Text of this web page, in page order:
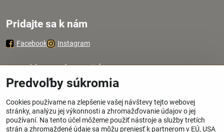
Pridajte sa k nám
Facebook Instagram
Zavoláme Vám späť
Predvoľby súkromia
Cookies používame na zlepšenie vašej návštevy tejto webovej
stránky, analýzu jej výkonnosti a zhromažďovanie údajov o jej
používaní. Na tento účel môžeme použiť nástroje a služby tretích
strán a zhromaždené údaje sa môžu preniesť k partnerom v EÚ, USA